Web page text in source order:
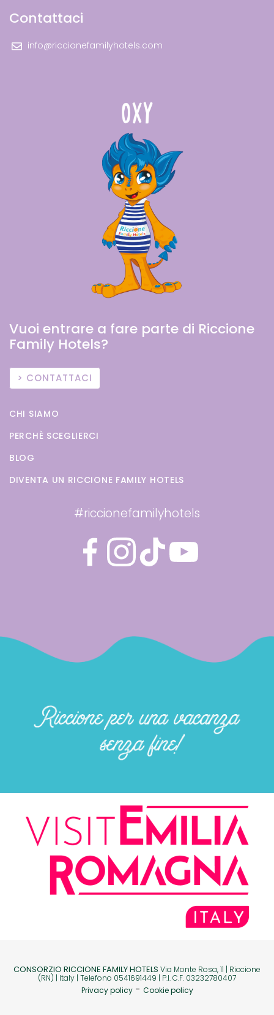
Contattaci
info@riccionefamilyhotels.com
Vuoi entrare a fare parte di Riccione
Family Hotels?
CONTATTACI
CHI SIAMO
PERCHÈ SCEGLIERCI
BLOG
DIVENTA UN RICCIONE FAMILY HOTELS
#riccionefamilyhotels
CONSORZIO RICCIONE FAMILY HOTELS Via Monte Rosa, 11 | Riccione
(RN) | Italy | Telefono 0541691449 | P.I. C.F. 03232780407
Privacy policy- Cookie policy